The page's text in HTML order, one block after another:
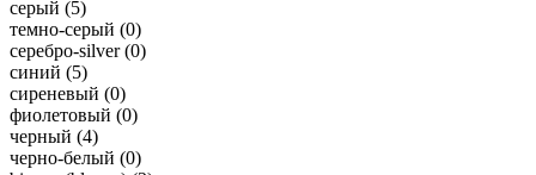
серый (5)
темно-серый (0)
серебро-silver (0)
синий (5)
сиреневый (0)
фиолетовый (0)
черный (4)
черно-белый (0)